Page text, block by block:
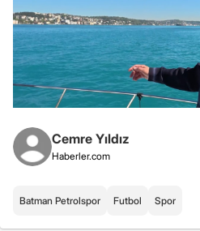
Cemre Yıldız
Haberler.com
Batman Petrolspor Futbol Spor